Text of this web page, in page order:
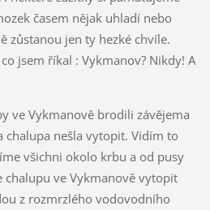
časem nějak uhladí nebo
zůstanou jen ty hezké chvíle.
jsem říkal : Vykmanov? Nikdy! A
ve Vykmanově brodili závějema
chalupa nešla vytopit. Vidím to
všichni okolo krbu a od pusy
chalupu ve Vykmanově vytopit
z rozmrzlého vodovodního